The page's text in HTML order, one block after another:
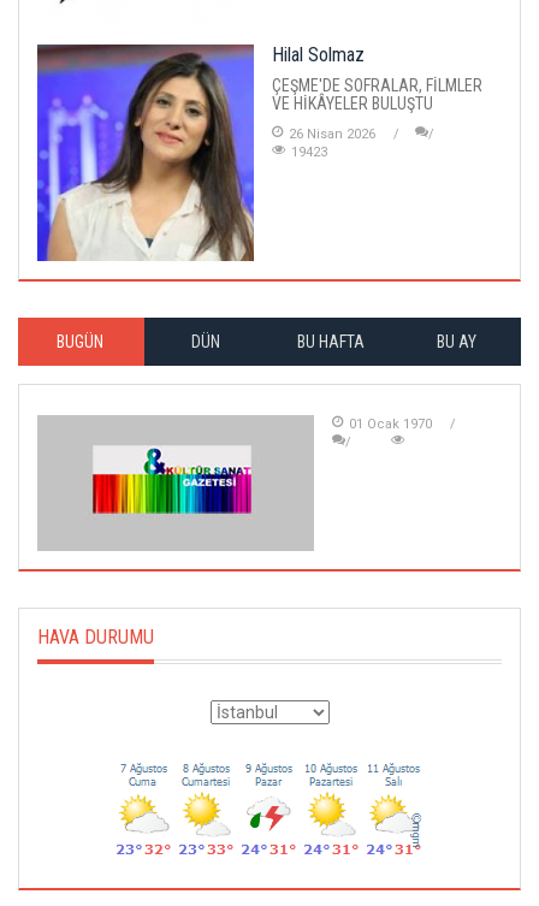
Hilal Solmaz
ÇEŞME'DE SOFRALAR, FİLMLER
VE HİKÂYELER BULUŞTU
26 Nisan 2026
19423
BUGÜN DÜN BU HAFTA BU AY
01 Ocak 1970
HAVA DURUMU